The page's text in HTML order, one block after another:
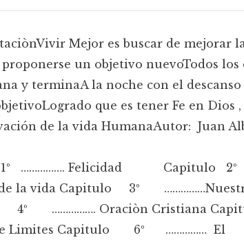
Mejor es buscar de mejorar
un objetivo nuevoTodos los
y terminaA la noche con el descanso
que es tener Fe en Dios
de la vida HumanaAutor: Juan
1º ……………. Felicidad Capitulo 2º
de la vida Capitulo 3º
4º ……………. Oraciòn Cristiana
Limites Capitulo 6º …………… El